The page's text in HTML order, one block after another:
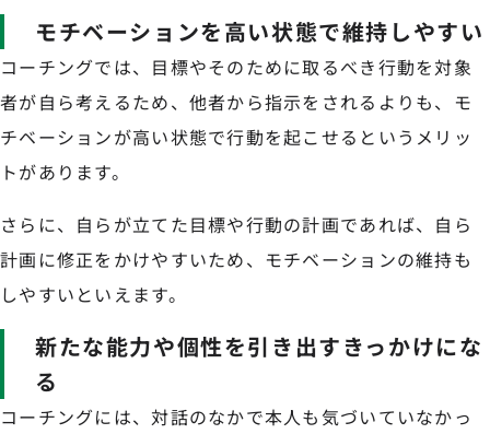
モチベーションを高い状態で維持しやすい
コーチングでは、目標やそのために取るべき行動を対象
者が自ら考えるため、他者から指示をされるよりも、モ
チベーションが高い状態で行動を起こせるというメリッ
トがあります。
さらに、自らが立てた目標や行動の計画であれば、自ら
計画に修正をかけやすいため、モチベーションの維持も
しやすいといえます。
新たな能力や個性を引き出すきっかけにな
る
コーチングには、対話のなかで本人も気づいていなかっ